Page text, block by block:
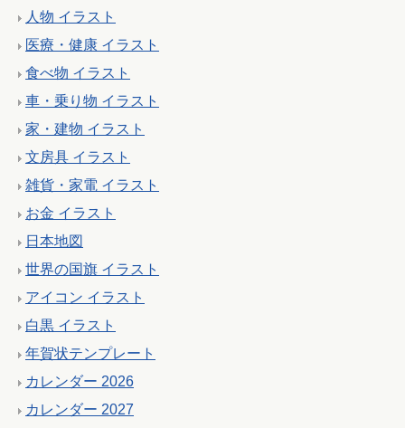
人物 イラスト
医療・健康 イラスト
食べ物 イラスト
車・乗り物 イラスト
家・建物 イラスト
文房具 イラスト
雑貨・家電 イラスト
お金 イラスト
日本地図
世界の国旗 イラスト
アイコン イラスト
白黒 イラスト
年賀状テンプレート
カレンダー 2026
カレンダー 2027